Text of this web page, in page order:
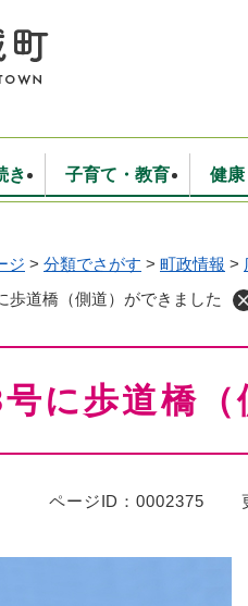
き
・証明 防災・行政無線
ごみ・環境・衛生
子育て・教育
子育て 保育
健
福祉
農林業
ポーツ 文化
室へ 坂城町について
職員
選挙
ジ > 分類でさがす > 町政情報 >
歩道橋（側道）ができました
に歩道橋
ページID：0002375